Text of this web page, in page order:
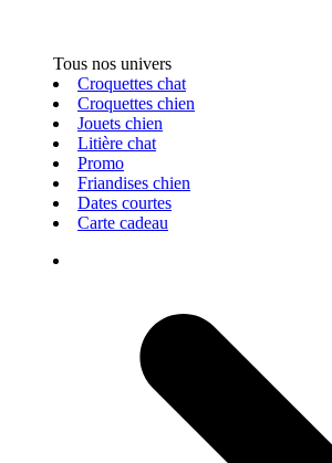
Tous nos univers
Croquettes chat
Croquettes chien
Jouets chien
Litière chat
Promo
Friandises chien
Dates courtes
Carte cadeau